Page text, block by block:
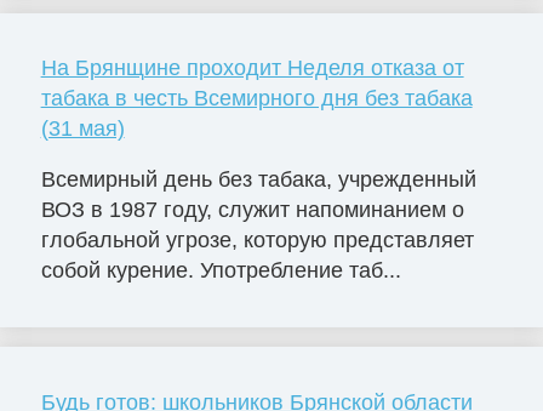
На Брянщине проходит Неделя отказа от
табака в честь Всемирного дня без табака
(31 мая)
Всемирный день без табака, учрежденный
ВОЗ в 1987 году, служит напоминанием о
глобальной угрозе, которую представляет
собой курение. Употребление таб...
Будь готов: школьников Брянской области